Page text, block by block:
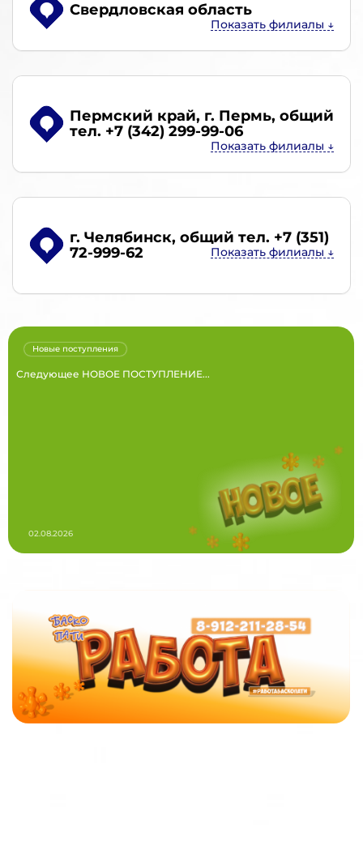
Свердловская область
Пермский край, г. Пермь, общий
тел. +7 (342) 299-99-06
г. Челябинск, общий тел. +7 (351)
72-999-62
Следующее НОВОЕ ПОСТУПЛЕНИЕ...
Новые поступления
02.08.2026